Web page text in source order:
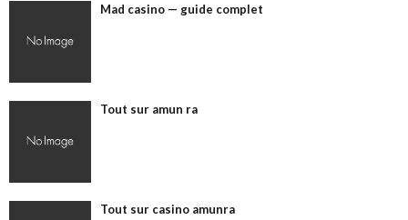
Mad casino — guide complet
Tout sur amun ra
Tout sur casino amunra